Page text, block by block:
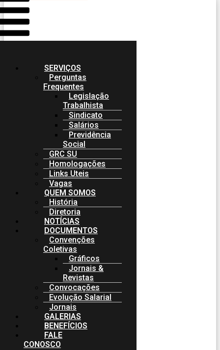
SERVIÇOS
Perguntas
Frequentes
Legislação
Trabalhista
Sindicato
Salários
Previdência
Social
GRC SU
Homologações
Links Uteis
Vagas
QUEM SOMOS
História
Diretoria
NOTÍCIAS
DOCUMENTOS
Convenções
Coletivas
Gráficos
Jornais &
Revistas
Convocações
Evolução Salarial
Jornais
GALERIAS
BENEFÍCIOS
FALE
CONOSCO